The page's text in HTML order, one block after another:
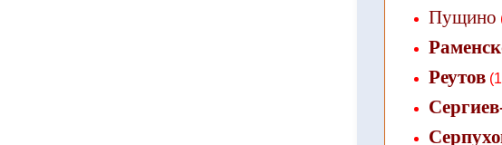
Пущино
Реутов